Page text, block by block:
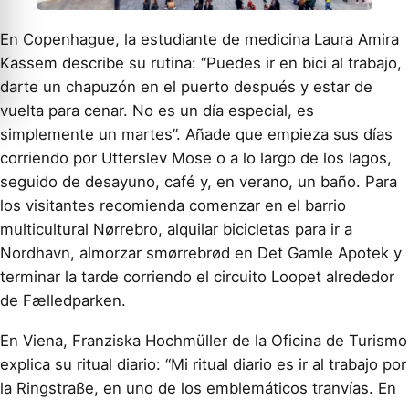
En Copenhague, la estudiante de medicina Laura Amira
Kassem describe su rutina: “Puedes ir en bici al trabajo,
darte un chapuzón en el puerto después y estar de
vuelta para cenar. No es un día especial, es
simplemente un martes”. Añade que empieza sus días
corriendo por Utterslev Mose o a lo largo de los lagos,
seguido de desayuno, café y, en verano, un baño. Para
los visitantes recomienda comenzar en el barrio
multicultural Nørrebro, alquilar bicicletas para ir a
Nordhavn, almorzar smørrebrød en Det Gamle Apotek y
terminar la tarde corriendo el circuito Loopet alrededor
de Fælledparken.
En Viena, Franziska Hochmüller de la Oficina de Turismo
explica su ritual diario: “Mi ritual diario es ir al trabajo por
la Ringstraße, en uno de los emblemáticos tranvías. En